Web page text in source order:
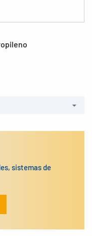
sistemas de